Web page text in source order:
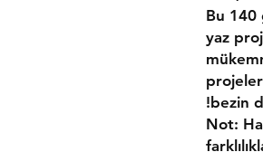
Bu 140
yaz
bezin
Not: